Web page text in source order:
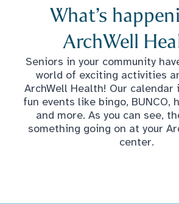
What’s
ArchWell
Seniors in your community
world of exciting activities
ArchWell Health! Our
fun events like bingo, BUNCO,
and more. As you can see,
something going on at your
center.